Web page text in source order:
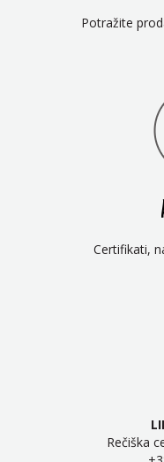
Potražite
Certifikati,
Rečiška